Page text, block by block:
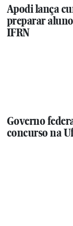
Apodi lança
preparar
IFRN
Governo
concurso na